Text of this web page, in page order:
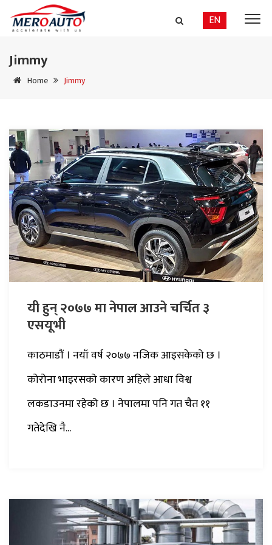
EN
Jimmy
Home Jimmy
यी हुन् २०७७ मा नेपाल आउने चर्चित ३
एसयूभी
काठमाडौं । नयाँ वर्ष २०७७ नजिक आइसकेको छ ।
कोरोना भाइरसको कारण अहिले आधा विश्व
लकडाउनमा रहेको छ । नेपालमा पनि गत चैत ११
गतेदेखि नै...